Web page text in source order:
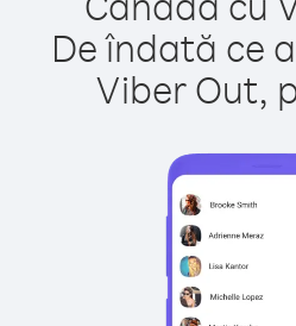
De îndată ce
Viber Out,